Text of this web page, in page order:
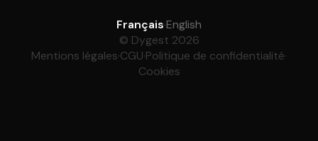
Français·English
© Dygest 2026
Mentions légales·CGU·Politique de confidentialité·
Cookies